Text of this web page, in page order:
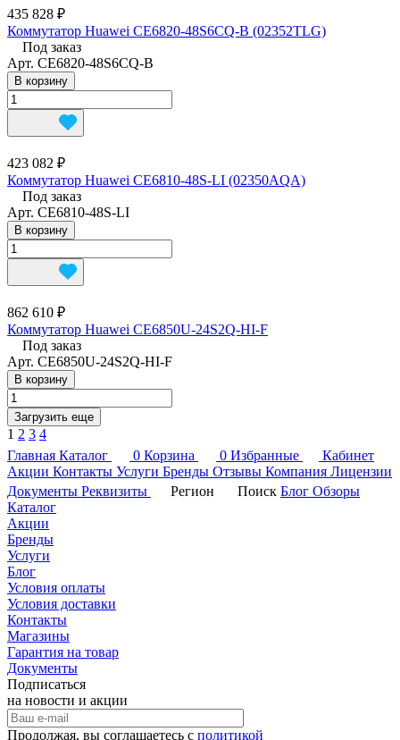
435 828 ₽
Коммутатор Huawei CE6820-48S6CQ-B (02352TLG)
Под заказ
Арт. CE6820-48S6CQ-B
В корзину
423 082 ₽
Коммутатор Huawei CE6810-48S-LI (02350AQA)
Под заказ
Арт. CE6810-48S-LI
В корзину
862 610 ₽
Коммутатор Huawei CE6850U-24S2Q-HI-F
Под заказ
Арт. CE6850U-24S2Q-HI-F
В корзину
Загрузить еще
1 2 3 4
Главная Каталог 0 Корзина 0 Избранные
Кабинет
Акции Контакты Услуги Бренды Отзывы Компания Лицензии
Документы Реквизиты Регион Поиск Блог Обзоры
Каталог
Акции
Бренды
Услуги
Блог
Условия оплаты
Условия доставки
Контакты
Магазины
Гарантия на товар
Документы
Подписаться
на новости и акции
Продолжая, вы соглашаетесь с политикой